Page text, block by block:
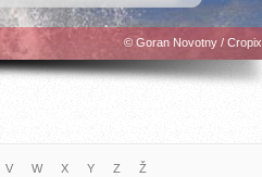
© Goran Novotny / Cropix
V W X Y Z Ž